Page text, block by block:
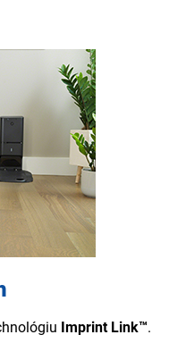
Imprint Link™.